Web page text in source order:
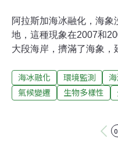
阿拉斯加海冰融化，海
地，這種現象在2007和
大段海岸，擠滿了海象，
免嚇到牠們。受到氣候
現減少的趨勢，海象大批
海冰融化 環境監測
氣候變遷
生物多樣性